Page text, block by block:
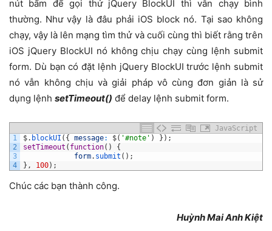
nút bấm để gọi thử jQuery BlockUI thì vẫn chạy bình
thường. Như vậy là đâu phải iOS block nó. Tại sao không
chạy, vậy là lên mạng tìm thử và cuối cùng thì biết rằng trên
iOS jQuery BlockUI nó không chịu chạy cùng lệnh submit
form. Dù bạn có đặt lệnh jQuery BlockUI trước lệnh submit
nó vẫn không chịu và giải pháp vô cùng đơn giản là sử
dụng lệnh setTimeout() để delay lệnh submit form.
JavaScript
1
2
3
4
$. blockUI ( { message: $( '#note' ) } ) ;
setTimeout ( function( )
{
form. submit ( ) ;
} , 100) ;
Chúc các bạn thành công.
Huỳnh Mai Anh Kiệt